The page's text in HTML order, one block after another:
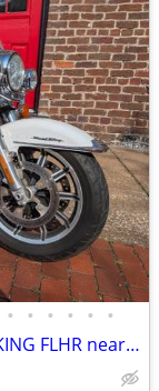
• • • • • •
42 mpg!! 2016 Harley Davidson ROAD KING FLHR near MINT CONDITION!!!